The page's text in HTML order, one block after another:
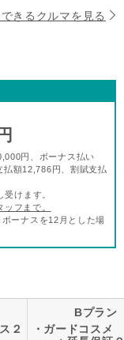
きるクルマを見る
円
円、ボーナス払い
額12,786円、割賦支払
けます。
フまで。
ーナスを12月とした場
２
Bプラン
・ガードコスメ